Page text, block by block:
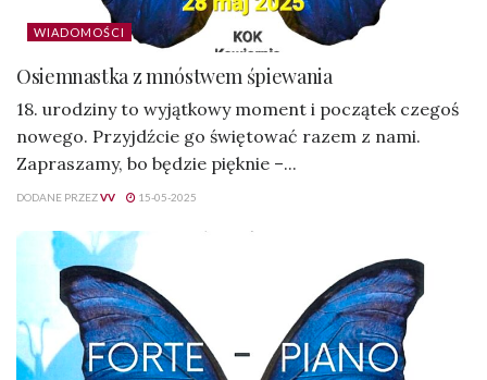
WIADOMOŚCI
Osiemnastka z mnóstwem śpiewania
18. urodziny to wyjątkowy moment i początek czegoś
nowego. Przyjdźcie go świętować razem z nami.
Zapraszamy, bo będzie pięknie –...
DODANE PRZEZVV 15-05-2025